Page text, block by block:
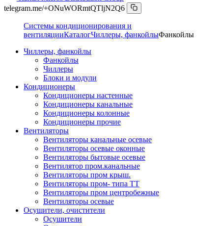
telegram.me/+ONuWORmtQTljN2Q6
Системы кондиционирования и
вентиляцииКаталогЧиллеры, фанкойлыФанкойлы
Чиллеры, фанкойлы
Фанкойлы
Чиллеры
Блоки и модули
Кондиционеры
Кондиционеры настенные
Кондиционеры канальные
Кондиционеры колонные
Кондиционеры прочие
Вентиляторы
Вентиляторы канальные осевые
Вентиляторы осевые оконные
Вентиляторы бытовые осевые
Вентилятор пром.канальные
Вентиляторы пром крыш.
Вентиляторы пром- типа ТТ
Вентиляторы пром центробежные
Вентиляторы осевые
Осушители, очистители
Осушители